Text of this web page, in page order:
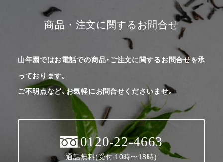
商品・注文に関するお問合せ
山年園ではお電話での商品・ご注文に関するお問合せを承
っております。
ご不明点など、お気軽にお問合せくださいませ。
0120-22-4663
通話無料(受付:10時〜18時)